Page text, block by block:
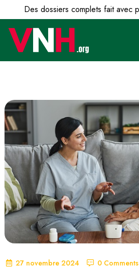
Des dossiers complets fait avec
27 novembre 2024 0 Comments